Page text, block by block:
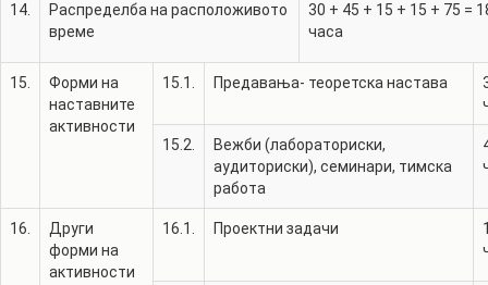
14.
Распределба на расположивото
време
30 + 45 + 15 + 15 + 75 =
часа
15.
Форми на
наставните
активности
15.1. Предавања- теоретска настава
15.2.
Вежби (лабораториски,
аудиториски), семинари, тимска
работа
16.
Други
форми на
активности
16.1. Проектни задачи